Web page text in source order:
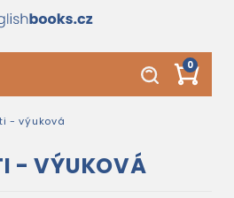
0
- výuková
- VÝUKOVÁ